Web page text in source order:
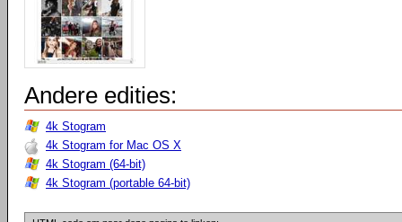
Andere edities:
4k Stogram
4k Stogram for Mac OS X
4k Stogram (64-bit)
4k Stogram (portable 64-bit)